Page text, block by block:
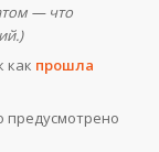
— что
как прошла
предусмотрено